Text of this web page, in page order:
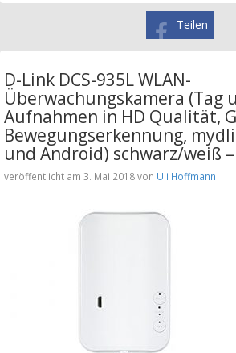
Teilen
D-Link DCS-935L WLAN-
Überwachungskamera (Tag
Aufnahmen in HD Qualität,
Bewegungserkennung,
und Android) schwarz/weiß
veröffentlicht am 3. Mai 2018 von Uli Hoffmann